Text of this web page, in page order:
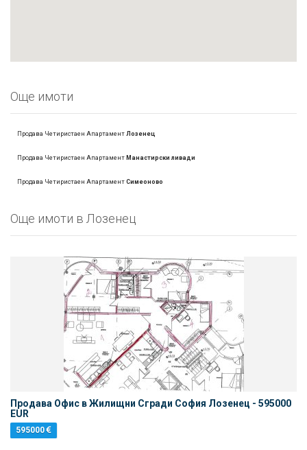
Още имоти
Продава Четиристаен Апартамент Лозенец
Продава Четиристаен Апартамент Манастирски ливади
Продава Четиристаен Апартамент Симеоново
Oще имоти в Лозенец
Продава Офис в Жилищни Сгради София Лозенец - 595000
EUR
595000